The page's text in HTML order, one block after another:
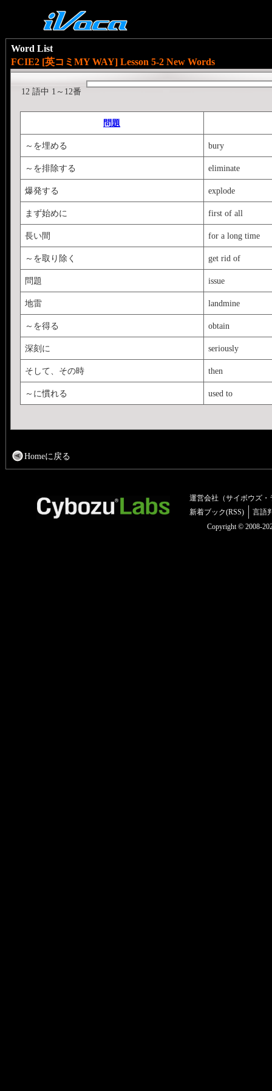
Word List
FCIE2 [英コミMY WAY] Lesson 5-2 New Words
12 語中 1～12番
問題
～を埋める bury
～を排除する eliminate
爆発する explode
まず始めに first of all
長い間 for a long time
～を取り除く get rid of
問題 issue
地雷 landmine
～を得る obtain
深刻に seriously
そして、その時 then
～に慣れる used to
Homeに戻る
運営会社（サイボウズ・
新着ブック(RSS)
言語
Copyright © 2008-